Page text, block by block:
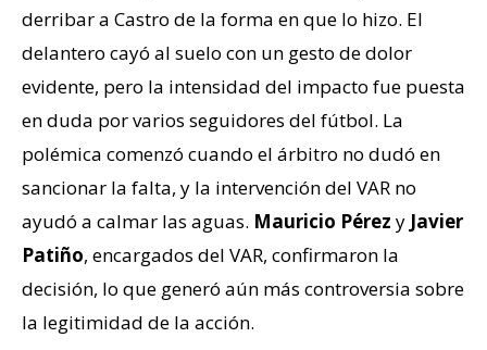
derribar a Castro de la forma en que lo hizo. El
delantero cayó al suelo con un gesto de dolor
evidente, pero la intensidad del impacto fue puesta
en duda por varios seguidores del fútbol. La
polémica comenzó cuando el árbitro no dudó en
sancionar la falta, y la intervención del VAR no
ayudó a calmar las aguas. Mauricio Pérez y Javier
Patiño, encargados del VAR, confirmaron la
decisión, lo que generó aún más controversia sobre
la legitimidad de la acción.